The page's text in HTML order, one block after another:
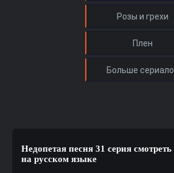
Недопетая песня 31 серия
на русском языке